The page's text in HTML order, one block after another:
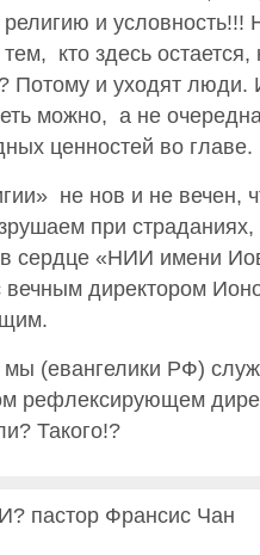
и условность!!!
кто здесь остается,
Потому и уходят
можно, а не
ценностей во главе.
не нов и не вечен,
при
сердце «НИИ имени
вечным директором
мы (евангелики РФ)
рефлексирующем
Такого!?
Франсис Чан